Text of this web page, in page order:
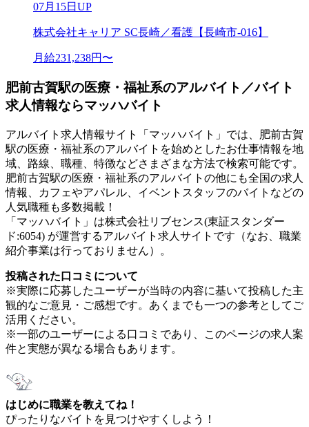
07月15日UP
株式会社キャリア SC長崎／看護【長崎市-016】
月給231,238円〜
肥前古賀駅の医療・福祉系のアルバイト／バイト
求人情報ならマッハバイト
アルバイト求人情報サイト「マッハバイト」では、肥前古賀
駅の医療・福祉系のアルバイトを始めとしたお仕事情報を地
域、路線、職種、特徴などさまざまな方法で検索可能です。
肥前古賀駅の医療・福祉系のアルバイトの他にも全国の求人
情報、カフェやアパレル、イベントスタッフのバイトなどの
人気職種も多数掲載！
「マッハバイト」は株式会社リブセンス(東証スタンダー
ド:6054) が運営するアルバイト求人サイトです（なお、職業
紹介事業は行っておりません）。
投稿された口コミについて
※実際に応募したユーザーが当時の内容に基いて投稿した主
観的なご意見・ご感想です。あくまでも一つの参考としてご
活用ください。
※一部のユーザーによる口コミであり、このページの求人案
件と実態が異なる場合もあります。
はじめに職業を教えてね！
ぴったりなバイトを見つけやすくしよう！